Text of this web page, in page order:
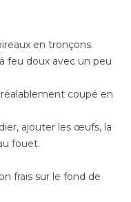
en tronçons.
feu doux avec un peu
coupé en
ajouter les œufs, la
fouet.
frais sur le fond de